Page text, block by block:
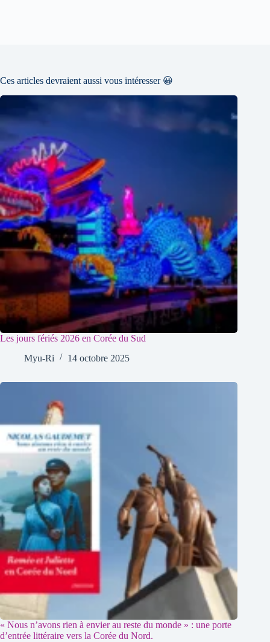
Ces articles devraient aussi vous intéresser 😀
Les jours fériés 2026 en Corée du Sud
Myu-Ri
14 octobre 2025
« Nous n’avons rien à envier au reste du monde » : une porte
d’entrée littéraire vers la Corée du Nord.